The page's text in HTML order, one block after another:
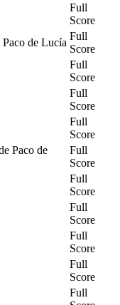
Full
Score
Paco de Lucía
Full
Score
Full
Score
Full
Score
Full
Score
Paco de
Full
Score
Full
Score
Full
Score
Full
Score
Full
Score
Full